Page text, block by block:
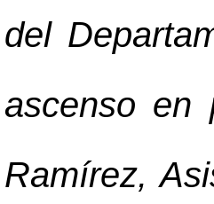
del
ascenso en
Ramírez,